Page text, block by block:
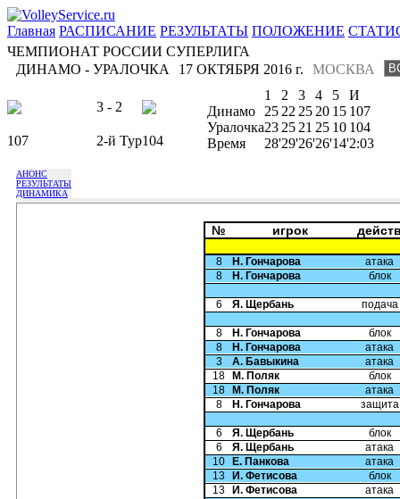
Главная РАСПИСАНИЕ РЕЗУЛЬТАТЫ ПОЛОЖЕНИЕ
ЧЕМПИОНАТ РОССИИ СУПЕРЛИГА
ДИНАМО - УРАЛОЧКА
МОСКВА
17 ОКТЯБРЯ 2016 г.
3 - 2
107 2-й Тур104
1 2 3 4 5
И
Динамо
25 22 25 20 15 107
Уралочка23 25 21 25 10 104
Время
28'29'26'26'14'2:03
АНОНС
РЕЗУЛЬТАТЫ
ДИНАМИКА
№ игрок
8 Н. Гончарова
атака
8
Н. Гончарова блок
6 Я. Щербань подача
8 Н. Гончарова
блок
8
Н. Гончарова
атака
3
А. Бавыкина
атака
18
М. Поляк
блок
18
М. Поляк
атака
8
Н. Гончарова защита
6 Я. Щербань
блок
6
Я. Щербань
атака
10
Е. Панкова
атака
13
И. Фетисова
блок
13
И. Фетисова атака